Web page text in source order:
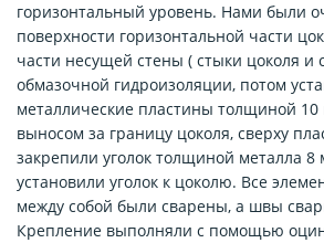
горизонтальный уровень. Нами были
поверхности горизонтальной части
части несущей стены ( стыки цоколя и
обмазочной гидроизоляции, потом
металлические пластины толщиной
выносом за границу цоколя, сверху
закрепили уголок толщиной металла 8
установили уголок к цоколю. Все
между собой были сварены, а швы
Крепление выполняли с помощью